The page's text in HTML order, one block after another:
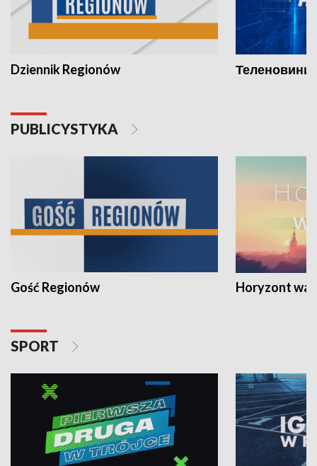
Dziennik Regionów Теленовини
PUBLICYSTYKA
Gość Regionów Horyzont
SPORT